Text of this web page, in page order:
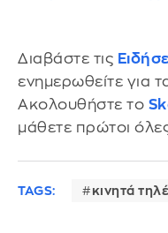
Διαβάστε τις
ενημερωθείτε για
Ακολουθήστε το
μάθετε πρώτοι όλες
TAGS: κινητά